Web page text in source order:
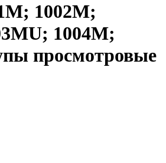
1002М;
1004М;
просмотровые